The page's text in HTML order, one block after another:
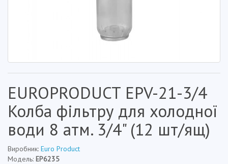
EUROPRODUCT EPV-21-3/4
Колба фільтру для холодної
води 8 атм. 3/4" (12 шт/ящ)
Виробник: Euro Product
Модель: EP6235